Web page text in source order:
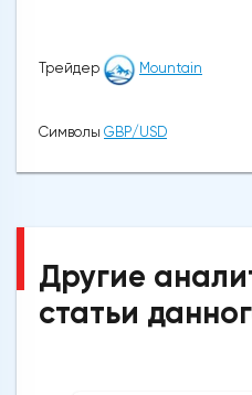
Трейдер Mountain
Символы GBP/USD
Другие
статьи